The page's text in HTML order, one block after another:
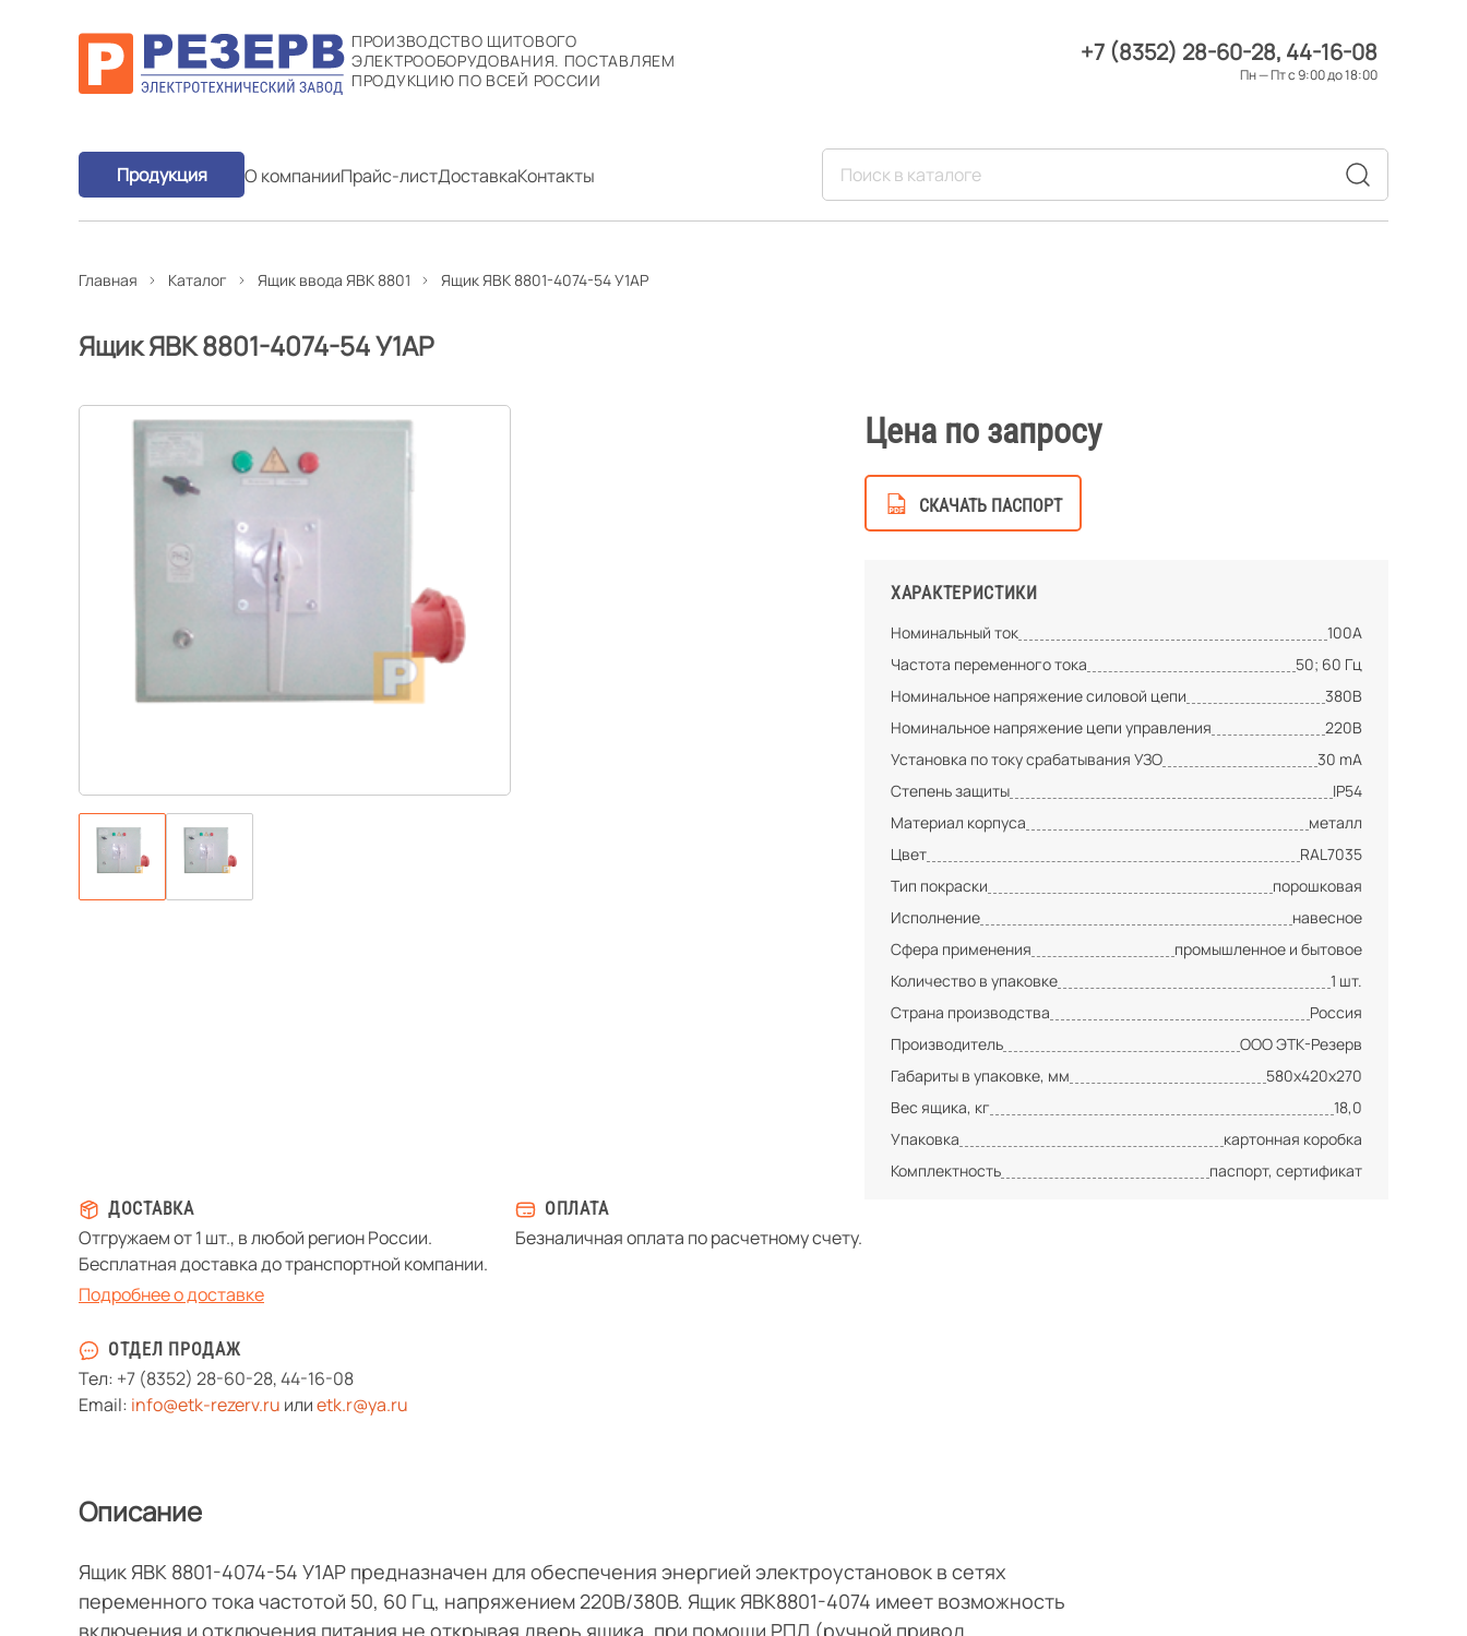
ПРОИЗВОДСТВО ЩИТОВОГО
ЭЛЕКТРООБОРУДОВАНИЯ. ПОСТАВЛЯЕМ
ПРОДУКЦИЮ ПО ВСЕЙ РОССИИ
+7 (8352) 28-60-28 44-16-08
Пн — Пт с 9:00 до 18:00
Продукция О компанииПрайс-листДоставкаКонтакты
Главная Каталог Ящик ввода ЯВК 8801 Ящик ЯВК 8801-4074-54 У1АР
Ящик ЯВК 8801-4074-54 У1АР
Цена по запросу
СКАЧАТЬ ПАСПОРТ
ХАРАКТЕРИСТИКИ
Номинальный ток
100А
Частота переменного тока
50; 60 Гц
Номинальное напряжение силовой цепи
380В
Номинальное напряжение цепи управления
220В
Установка по току срабатывания УЗО
30 mA
Степень защиты
IP54
Материал корпуса
металл
Цвет
RAL7035
Тип покраски
порошковая
Исполнение
навесное
Сфера применения
промышленное и бытовое
Количество в упаковке
1 шт.
Страна производства
Россия
Производитель
ООО ЭТК-Резерв
Габариты в упаковке, мм
580х420х270
Вес ящика, кг
18,0
Упаковка
картонная коробка
Комплектность
паспорт, сертификат
ДОСТАВКА
Отгружаем от 1 шт., в любой регион России.
Бесплатная доставка до транспортной компании.
Подробнее о доставке
ОПЛАТА
Безналичная оплата по расчетному счету.
ОТДЕЛ ПРОДАЖ
Тел: +7 (8352) 28-60-28,44-16-08
Email: info@etk-rezerv.ru илиetk.r@ya.ru
Описание
Ящик ЯВК 8801-4074-54 У1АР предназначен для обеспечения энергией электроустановок в сетях
переменного тока частотой 50, 60 Гц, напряжением 220В/380В. Ящик ЯВК8801-4074 имеет возможность
включения и отключения питания не открывая дверь ящика, при помощи РПД (ручной привод